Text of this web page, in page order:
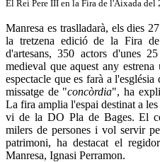
El Rei Pere III en la Fira de l'Aixada del
Manresa es traslladarà, els dies
la tretzena edició de la Fira
d'artesans, 350 actors d'unes
medieval que aquest any
espectacle que es farà a
missatge de "concòrdia", ha
La fira amplia l'espai destinat a
vi de la DO Pla de Bages. El
milers de persones i vol servir
patrimoni, ha destacat el
Manresa, Ignasi Perramon.